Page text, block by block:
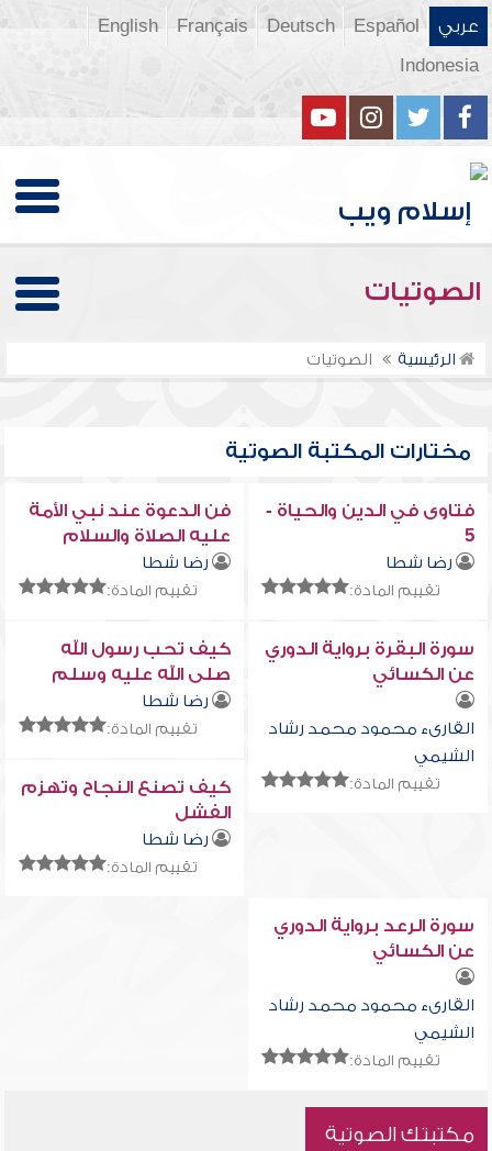
عربي Español
Deutsch
Français
English
Indonesia
الصوتيات
الرئيسية الصوتيات
مختارات المكتبة الصوتية
فتاوى في الدين والحياة -
5
رضا شطا
تقييم المادة:
فن الدعوة عند نبي الأمة
عليه الصلاة والسلام
رضا شطا
تقييم المادة:
سورة البقرة برواية الدوري
عن الكسائي
القارىء محمود محمد رشاد
الشيمي
تقييم المادة:
كيف تحب رسول الله
صلى الله عليه وسلم
رضا شطا
تقييم المادة:
كيف تصنع النجاح وتهزم
الفشل
رضا شطا
تقييم المادة:
سورة الرعد برواية الدوري
عن الكسائي
القارىء محمود محمد رشاد
الشيمي
تقييم المادة:
مكتبتك الصوتية